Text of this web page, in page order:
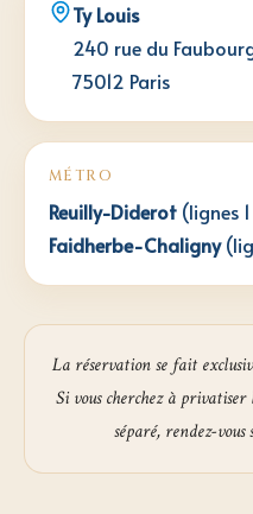
Ty Louis
240 rue du
75012 Paris
MÉTRO
Reuilly-Diderot (lignes
Faidherbe-Chaligny
La réservation se fait
Si vous cherchez à
séparé, rendez-vous